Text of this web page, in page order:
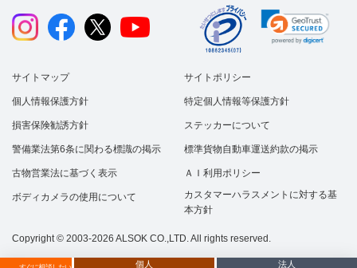
個人 法人
サイトマップ サイトポリシー
個人情報保護方針 特定個人情報等保護方針
損害保険勧誘方針 ステッカーについて
警備業法第6条に関わる標識の掲示 標準貨物自動車運送約款の掲示
古物営業法に基づく表示 ＡＩ利用ポリシー
ボディカメラの使用について
カスタマーハラスメントに対する基
本方針
Copyright © 2003-2026 ALSOK CO.,LTD. All rights reserved.